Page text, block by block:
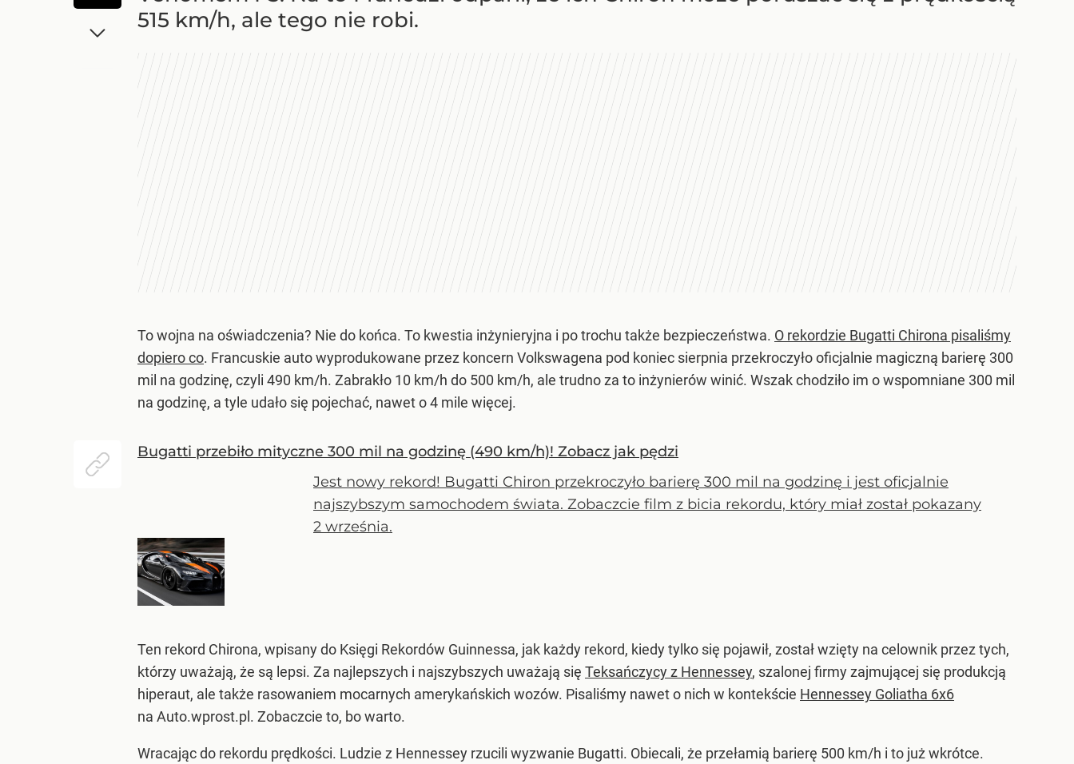
515 km/h, ale tego nie robi.
To wojna na oświadczenia? Nie do końca. To kwestia inżynieryjna i po trochu także bezpieczeństwa. O rekordzie Bugatti Chirona pisaliśmy
dopiero co. Francuskie auto wyprodukowane przez koncern Volkswagena pod koniec sierpnia przekroczyło oficjalnie magiczną barierę 300
mil na godzinę, czyli 490 km/h. Zabrakło 10 km/h do 500 km/h, ale trudno za to inżynierów winić. Wszak chodziło im o wspomniane 300 mil
na godzinę, a tyle udało się pojechać, nawet o 4 mile więcej.
Bugatti przebiło mityczne 300 mil na godzinę (490 km/h)! Zobacz jak pędzi
Jest nowy rekord! Bugatti Chiron przekroczyło barierę 300 mil na godzinę i jest oficjalnie
najszybszym samochodem świata. Zobaczcie film z bicia rekordu, który miał został pokazany
2 września.
Ten rekord Chirona, wpisany do Księgi Rekordów Guinnessa, jak każdy rekord, kiedy tylko się pojawił, został wzięty na celownik przez tych,
którzy uważają, że są lepsi. Za najlepszych i najszybszych uważają się Teksańczycy z Hennessey, szalonej firmy zajmującej się produkcją
hiperaut, ale także rasowaniem mocarnych amerykańskich wozów. Pisaliśmy nawet o nich w kontekście Hennessey Goliatha 6x6
na Auto.wprost.pl. Zobaczcie to, bo warto.
Wracając do rekordu prędkości. Ludzie z Hennessey rzucili wyzwanie Bugatti. Obiecali, że przełamią barierę 500 km/h i to już wkrótce.